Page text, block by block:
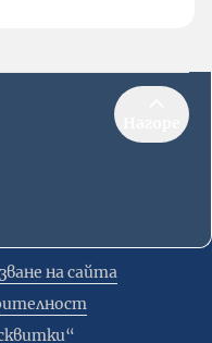
на сайта